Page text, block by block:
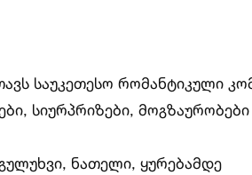
საუკეთესო რომანტიკული
სიურპრიზები,
ნათელი, ყურებამდე